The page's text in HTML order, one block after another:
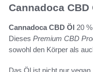
Cannadoca
Cannadoca CBD Öl 20
Dieses Premium CBD
sowohl den Körper als
Das Öl ist nicht nur